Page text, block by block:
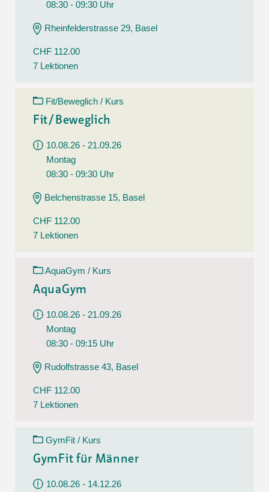
08:30 - 09:30 Uhr
Rheinfelderstrasse 29, Basel
CHF 112.00
7 Lektionen
Fit/Beweglich / Kurs
Fit/Beweglich
10.08.26 - 21.09.26
Montag
08:30 - 09:30 Uhr
Belchenstrasse 15, Basel
CHF 112.00
7 Lektionen
AquaGym / Kurs
AquaGym
10.08.26 - 21.09.26
Montag
08:30 - 09:15 Uhr
Rudolfstrasse 43, Basel
CHF 112.00
7 Lektionen
GymFit / Kurs
GymFit für Männer
10.08.26 - 14.12.26